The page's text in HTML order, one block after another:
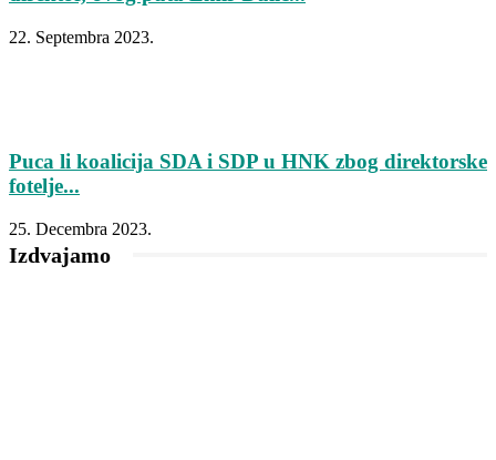
22. Septembra 2023.
Puca li koalicija SDA i SDP u HNK zbog direktorske
fotelje...
25. Decembra 2023.
Izdvajamo